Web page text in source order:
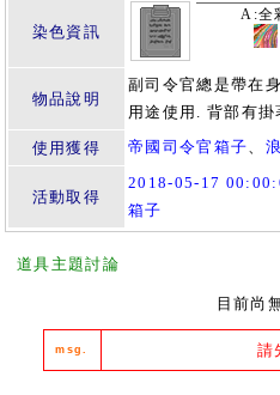
染色資訊
A:全
物品說明
副司令官總是帶在
用途使用. 背部有
使用獲得
帝國司令官箱子、
活動取得
2018-05-17
箱子
道具主題討論
目前尚
msg. 請